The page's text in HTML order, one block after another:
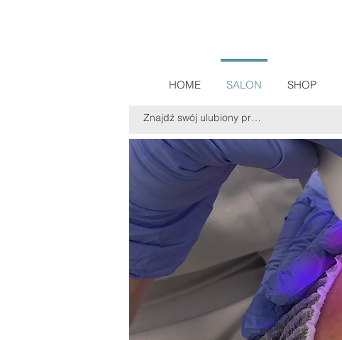
HOME SALON SHOP